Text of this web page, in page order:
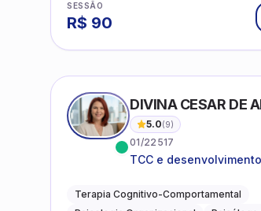
SESSÃO
R$ 90
DIVINA CESAR
5.0(9)
01/22517
TCC e
Terapia Cognitivo-Comportamental